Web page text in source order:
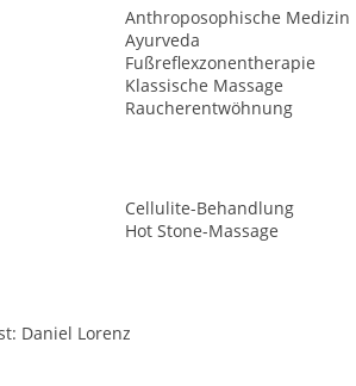
Anthroposophische Medizin
Ayurveda
Fußreflexzonentherapie
Klassische Massage
Raucherentwöhnung
Cellulite-Behandlung
Hot Stone-Massage
Daniel Lorenz